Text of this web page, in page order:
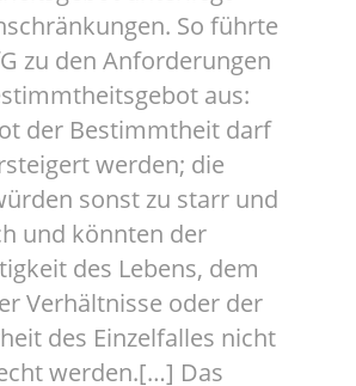
So führte
zu den Anforderungen
aus:
der Bestimmtheit darf
werden; die
sonst zu starr und
und könnten der
des Lebens, dem
Verhältnisse oder der
des Einzelfalles nicht
werden.[…] Das